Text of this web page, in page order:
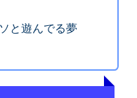
と遊んでる夢